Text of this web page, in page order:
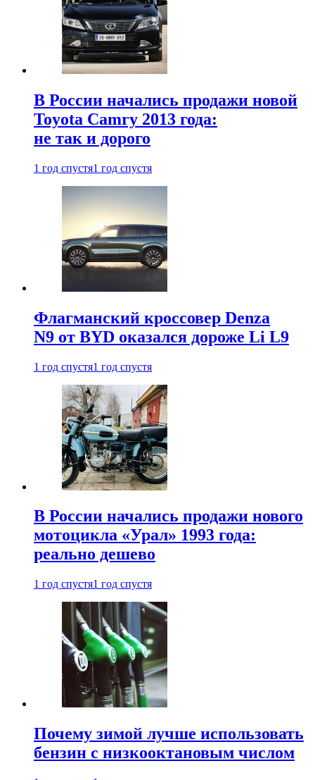
В России начались продажи новой
Toyota Camry 2013 года:
не так и дорого
1 год спустя1 год спустя
Флагманский кроссовер Denza
N9 от BYD оказался дороже Li L9
1 год спустя1 год спустя
В России начались продажи нового
мотоцикла «Урал» 1993 года:
реально дешево
1 год спустя1 год спустя
Почему зимой лучше использовать
бензин с низкооктановым числом